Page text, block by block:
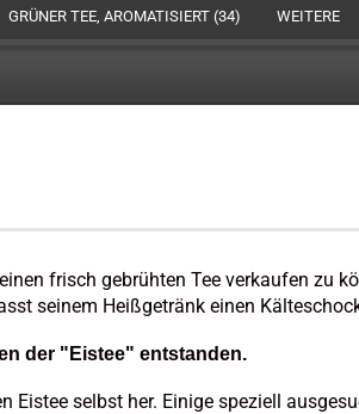
GRÜNER TEE, AROMATISIERT (34) WEITERE
frisch gebrühten Tee verkaufen zu
seinem Heißgetränk einen
der "Eistee" entstanden.
Eistee selbst her. Einige speziell